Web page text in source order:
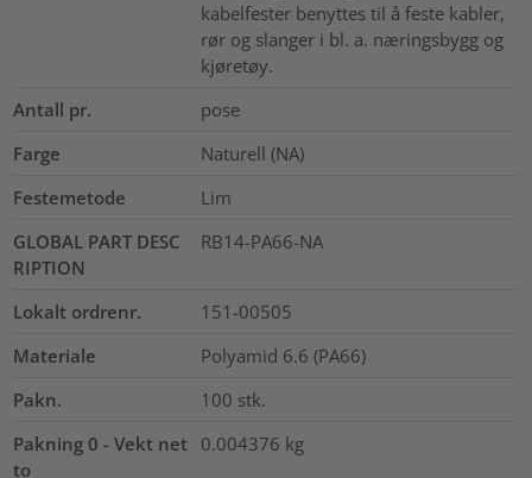
kabelfester benyttes til å feste kabler,
rør og slanger i bl. a. næringsbygg og
kjøretøy.
Antall pr.
pose
Farge
Naturell (NA)
Festemetode
Lim
GLOBAL PART DESC
RIPTION
RB14-PA66-NA
Lokalt ordrenr.
151-00505
Materiale
Polyamid 6.6 (PA66)
Pakn.
100 stk.
Pakning 0 - Vekt net
to
0.004376 kg